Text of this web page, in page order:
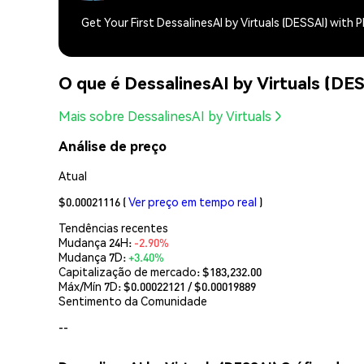
Get Your First DessalinesAI by Virtuals (DESSAI) with
O que é DessalinesAI by Virtuals
Mais sobre DessalinesAI by Virtuals
Análise de preço
Atual
$0.00021116 (Ver preço em tempo real )
Tendências recentes
Mudança 24H: -2.90%
Mudança 7D:+3.40%
Capitalização de mercado:$183,232.00
Máx/Mín 7D: $0.00022121 / $0.00019889
Sentimento da Comunidade
--